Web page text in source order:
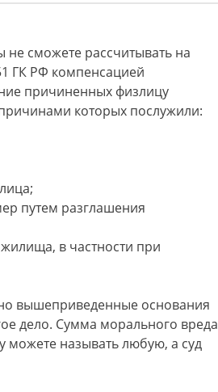
не сможете рассчитывать на
ГК РФ компенсацией
причиненных физлицу
которых послужили:
путем разглашения
в частности при
вышеприведенные основания
дело. Сумма морального вреда
можете называть любую, а суд